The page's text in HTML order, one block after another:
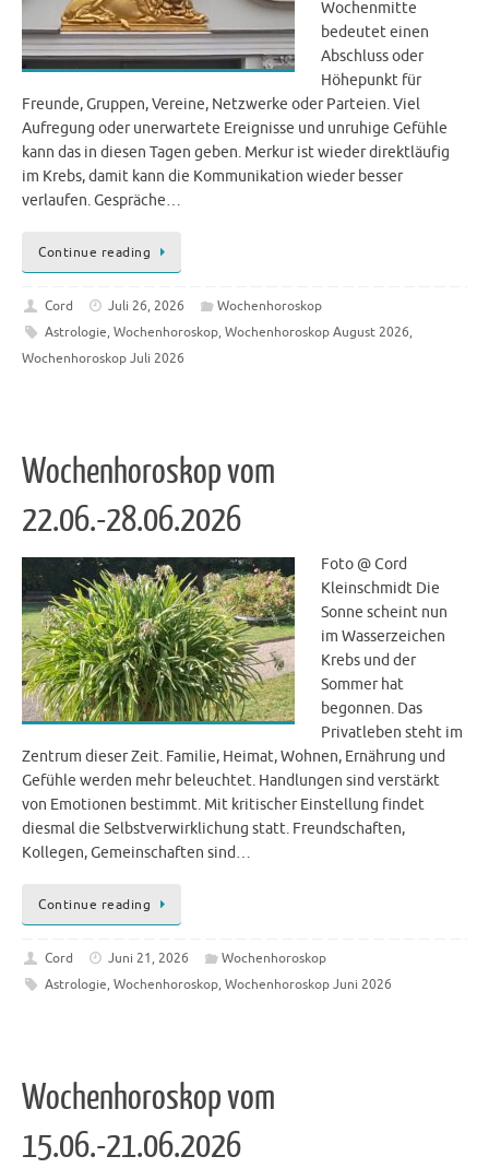
Wochenmitte
bedeutet einen
Abschluss oder
Höhepunkt für
Freunde, Gruppen, Vereine, Netzwerke oder Parteien. Viel
Aufregung oder unerwartete Ereignisse und unruhige Gefühle
kann das in diesen Tagen geben. Merkur ist wieder direktläufig
im Krebs, damit kann die Kommunikation wieder besser
verlaufen. Gespräche…
Continue reading
Cord Juli 26, 2026
Wochenhoroskop
Astrologie, Wochenhoroskop, Wochenhoroskop August 2026,
Wochenhoroskop Juli 2026
Wochenhoroskop vom
22.06.-28.06.2026
Foto @ Cord
Kleinschmidt Die
Sonne scheint nun
im Wasserzeichen
Krebs und der
Sommer hat
begonnen. Das
Privatleben steht im
Zentrum dieser Zeit. Familie, Heimat, Wohnen, Ernährung und
Gefühle werden mehr beleuchtet. Handlungen sind verstärkt
von Emotionen bestimmt. Mit kritischer Einstellung findet
diesmal die Selbstverwirklichung statt. Freundschaften,
Kollegen, Gemeinschaften sind…
Continue reading
Cord Juni 21, 2026
Wochenhoroskop
Astrologie, Wochenhoroskop, Wochenhoroskop Juni 2026
Wochenhoroskop vom
15.06.-21.06.2026